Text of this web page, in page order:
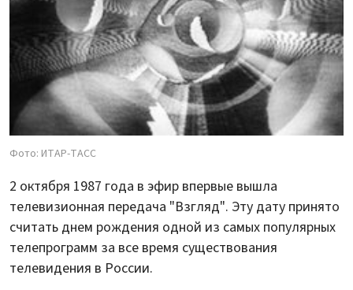
Фото: ИТАР-ТАСС
2 октября 1987 года в эфир впервые вышла
телевизионная передача "Взгляд". Эту дату принято
считать днем рождения одной из самых популярных
телепрограмм за все время существования
телевидения в России.